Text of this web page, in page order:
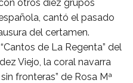
otros diez grupos
cantó el pasado
del certamen.
de La Regenta” del
Viejo, la coral navarra
fronteras” de Rosa Mª